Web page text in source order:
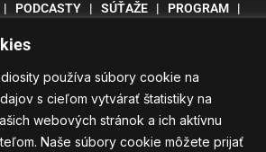
používa súbory cookie na
s cieľom vytvárať štatistiky na
webových stránok a ich aktívnu
Naše súbory cookie môžete prijať
| PODCASTY | SÚŤAŽE | PROGRAM |
FINANCOVANIE
| Sity Media s.r.o. Všetky práva
I Created by Monkeymedia